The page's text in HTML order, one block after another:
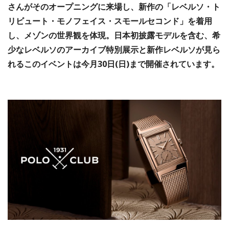
さんがそのオープニングに来場し、新作の「レベルソ・ト
リビュート・モノフェイス・スモールセコンド」を着用
し、メゾンの世界観を体現。日本初披露モデルを含む、希
少なレベルソのアーカイブ特別展示と新作レベルソが見ら
れるこのイベントは今月30日(日)まで開催されています。